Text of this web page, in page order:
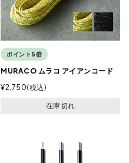
ポイント5倍
MURACO ムラコ アイアンコード
¥2,750 税込
在庫切れ